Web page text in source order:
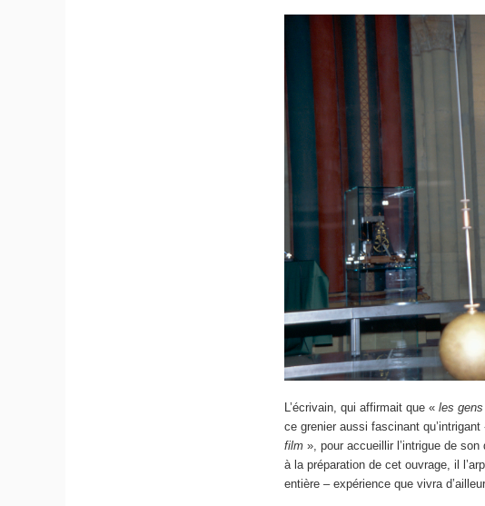
L’écrivain, qui affirmait que «les
ce grenier aussi fascinant
film », pour accueillir l’intrigue de
à la préparation de cet ouvrage, il
entière – expérience que vivra